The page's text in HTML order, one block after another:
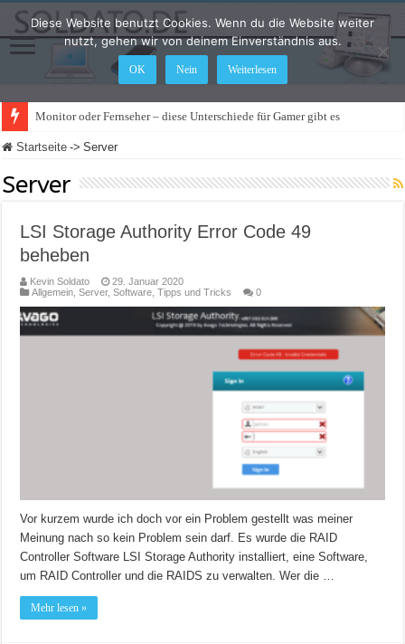
Monitor oder Fernseher – diese Unterschiede für Gamer gibt es
Startseite -> Server
Server
LSI Storage Authority Error Code 49
beheben
Kevin Soldato
29. Januar 2020
Allgemein ,Server,Software ,Tipps und Tricks 0
Vor kurzem wurde ich doch vor ein Problem gestellt was meiner
Meinung nach so kein Problem sein darf. Es wurde die RAID
Controller Software LSI Storage Authority installiert, eine Software,
um RAID Controller und die RAIDS zu verwalten. Wer die …
Mehr lesen »
Diese Website benutzt Cookies. Wenn du die Website weiter
nutzt, gehen wir von deinem Einverständnis aus.
OK Nein Weiterlesen